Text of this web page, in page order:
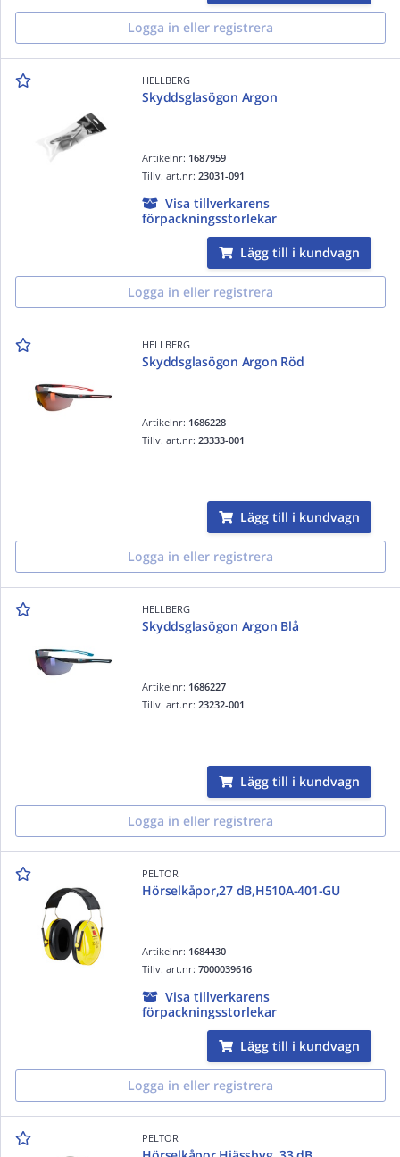
Logga in eller registrera
HELLBERG
Skyddsglasögon Argon
Artikelnr: 1687959
Tillv. art.nr:23031-091
Visa tillverkarens
förpackningsstorlekar
Lägg till i kundvagn
Logga in eller registrera
HELLBERG
Skyddsglasögon Argon Röd
Artikelnr: 1686228
Tillv. art.nr:23333-001
Lägg till i kundvagn
Logga in eller registrera
HELLBERG
Skyddsglasögon Argon Blå
Artikelnr: 1686227
Tillv. art.nr:23232-001
Lägg till i kundvagn
Logga in eller registrera
PELTOR
Hörselkåpor,27 dB,H510A-401-GU
Artikelnr: 1684430
Tillv. art.nr:7000039616
Visa tillverkarens
förpackningsstorlekar
Lägg till i kundvagn
Logga in eller registrera
PELTOR